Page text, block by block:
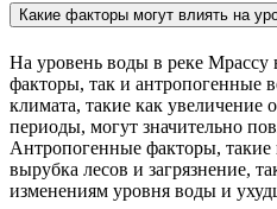
Какие факторы могут влиять на
На уровень воды в реке Мрассу
факторы, так и антропогенные
климата, такие как увеличение
периоды, могут значительно
Антропогенные факторы, такие
вырубка лесов и загрязнение,
изменениям уровня воды и